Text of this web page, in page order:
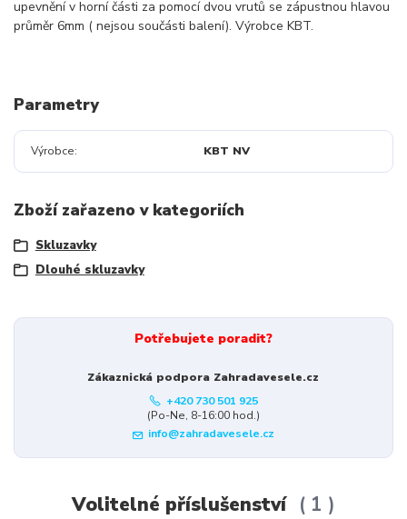
upevnění v horní části za pomocí dvou vrutů se zápustnou hlavou
průměr 6mm ( nejsou součásti balení). Výrobce KBT.
Parametry
Výrobce KBT NV
Zboží zařazeno v kategoriích
Skluzavky
Dlouhé skluzavky
Potřebujete poradit?
Zákaznická podpora Zahradavesele.cz
+420 730 501 925
(Po-Ne, 8-16:00 hod.)
info@zahradavesele.cz
Volitelné příslušenství 1